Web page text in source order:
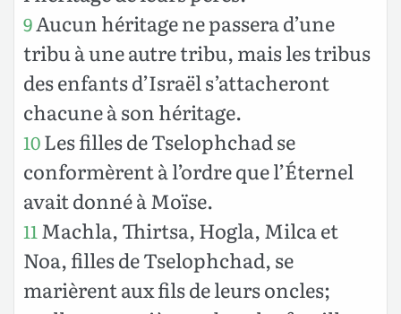
9Aucun héritage ne passera d’une
tribu à une autre tribu, mais les tribus
des enfants d’Israël s’attacheront
chacune à son héritage.
10Les filles de Tselophchad se
conformèrent à l’ordre que l’Éternel
avait donné à Moïse.
11 Machla, Thirtsa, Hogla, Milca et
Noa, filles de Tselophchad, se
marièrent aux fils de leurs oncles;